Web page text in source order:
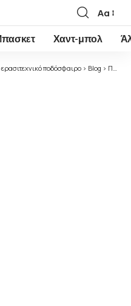
Font
Resizer
Αα
Χαντ-μπολ
ποδόσφαιρο > Blog > Ποδόσφαιρο